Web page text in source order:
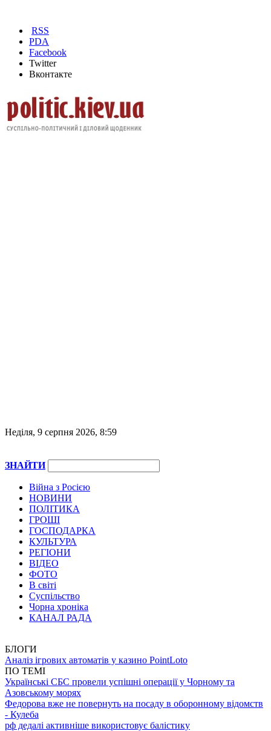
RSS
PDA
Facebook
Twitter
Вконтакте
Неділя, 9 серпня 2026, 8:59
ЗНАЙТИ
Війна з Росією
НОВИНИ
ПОЛІТИКА
ГРОШІ
ГОСПОДАРКА
КУЛЬТУРА
РЕГІОНИ
ВІДЕО
ФОТО
В світі
Суспільство
Чорна хроніка
КАНАЛ РАДА
БЛОГИ
Аналіз ігрових автоматів у казино PointLoto
ПО ТЕМІ
Українські СБС провели успішні операції у Чорному та
Азовському морях
Федорова вже не повернуть на посаду в оборонному відомств
- Кулеба
рф дедалі активніше використовує балістику